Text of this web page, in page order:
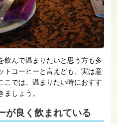
飲んで温まりたいと思う方も多
トコーヒーと言えども、実は意
こでは、温まりたい時におすす
しょう。
が良く飲まれている